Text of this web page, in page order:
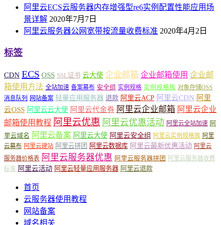
阿里云ECS云服务器内存增强型re6实例配置性能应用场
景详解 2020年7月7日
阿里云服务器公网宽带按流量收费标准 2020年4月2日
标签
CDN ECS OSS SSL证书 云大使 企业邮箱 企业邮箱使用 企业邮
箱使用方法 全站加速 备案幕布 安全组 实例规格 实例规格族 对象存储OSS
消息队列
网站备案 轻量应用服务器 退款 阿里云ACP 阿里云CDN 阿里
云OSS 阿里云云大使 阿里云代金券 阿里云企业邮箱 阿里云企业
邮箱使用教程 阿里云优惠 阿里云优惠活动 阿里云全站加速 阿
里云域名 阿里云备案 阿里云大使 阿里云安全组 阿里云实例规格族 阿里
云幕布 阿里云建站 阿里云拼团 阿里云数据库 阿里云最新优惠活动 阿里云
服务器价格表 阿里云服务器优惠 阿里云服务器拼团 阿里云服务器收费
标准 阿里云活动 阿里云轻量应用服务器 阿里云退款
首页
云服务器使用教程
网站备案
域名相关